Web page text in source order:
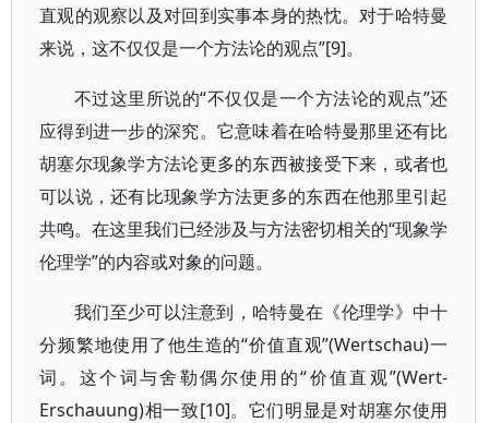
直观的观察以及对回到实事本身的热忱。对于哈特曼
来说，这不仅仅是一个方法论的观点”[9]。
不过这里所说的“不仅仅是一个方法论的观点”还
应得到进一步的深究。它意味着在哈特曼那里还有比
胡塞尔现象学方法论更多的东西被接受下来，或者也
可以说，还有比现象学方法更多的东西在他那里引起
共鸣。在这里我们已经涉及与方法密切相关的“现象学
伦理学”的内容或对象的问题。
我们至少可以注意到，哈特曼在《伦理学》中十
分频繁地使用了他生造的“价值直观”(Wertschau)一
词。这个词与舍勒偶尔使用的“价值直观”(Wert-
Erschauung)相一致[10]。它们明显是对胡塞尔使用